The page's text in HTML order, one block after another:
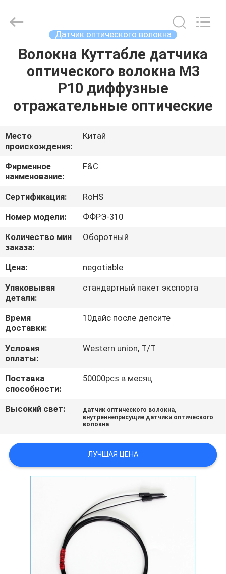
ДОМ
ПРОДУКТЫ
НАС
ПУТЕШЕСТВИЕ
ФАБРИКИ
ПРОВЕРКА
КАЧЕСТВА
СВЯЖИТЕСЬ
МЫ
СПРОСИТЕ
ЦИТАТУ
НОВОСТИ
Copyright
industrial-
automationsensors.com.
Датчик оптического волокна
Волокна Куттабле датчика
оптического волокна М3
Р10 диффузные
отражательные оптические
Место
происхождения:
Китай
Фирменное
наименование:
F&C
Сертификация:
RoHS
Номер модели:
ФФРЭ-310
Количество мин
заказа:
Оборотный
Цена:
negotiable
Упаковывая
детали:
стандартный пакет экспорта
Время
доставки:
10дайс после депсите
Условия
оплаты:
Western union, T/T
Поставка
способности:
50000pcs в месяц
Высокий свет: датчик оптического волокна,
внутреннеприсущие датчики оптического
волокна
ЛУЧШАЯ ЦЕНА